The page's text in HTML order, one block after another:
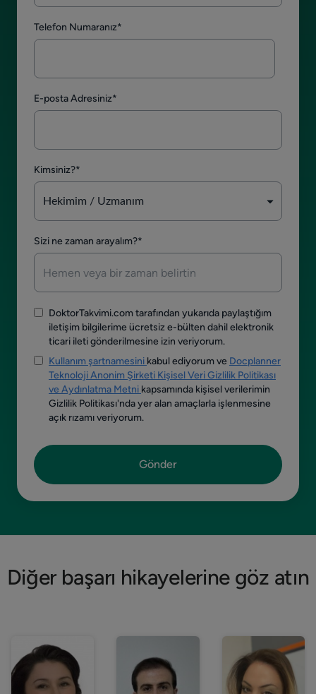
Telefon Numaranız*
E-posta Adresiniz*
Kimsiniz?*
Sizi ne zaman arayalım?*
DoktorTakvimi.com tarafından yukarıda paylaştığım
iletişim bilgilerime ücretsiz e-bülten dahil elektronik
ticari ileti gönderilmesine izin veriyorum.
Kullanım şartnamesini kabul ediyorum ve Docplanner
Teknoloji Anonim Şirketi Kişisel Veri Gizlilik Politikası
ve Aydınlatma Metni kapsamında kişisel verilerimin
Gizlilik Politikası'nda yer alan amaçlarla işlenmesine
açık rızamı veriyorum.
Diğer başarı hikayelerine göz atın